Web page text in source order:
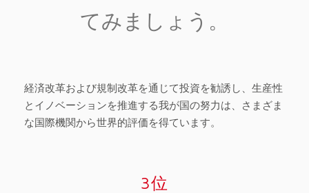
てみましょう。
経済改革および規制改革を通じて投資を勧誘し、生産性
とイノベーションを推進する我が国の努力は、さまざま
な国際機関から世界的評価を得ています。
3位